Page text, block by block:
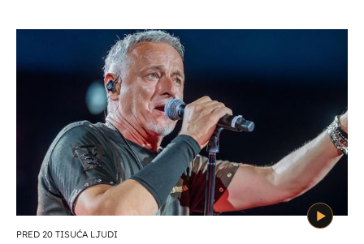
PRED 20 TISUĆA LJUDI